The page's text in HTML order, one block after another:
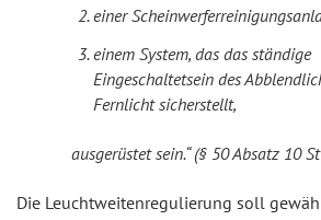
einer
einem System, das das ständige
Eingeschaltetsein des
Fernlicht sicherstellt,
ausgerüstet sein.“ (§ 50 Absatz 10
Die Leuchtweitenregulierung soll